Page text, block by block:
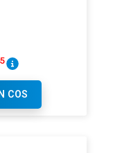
COS